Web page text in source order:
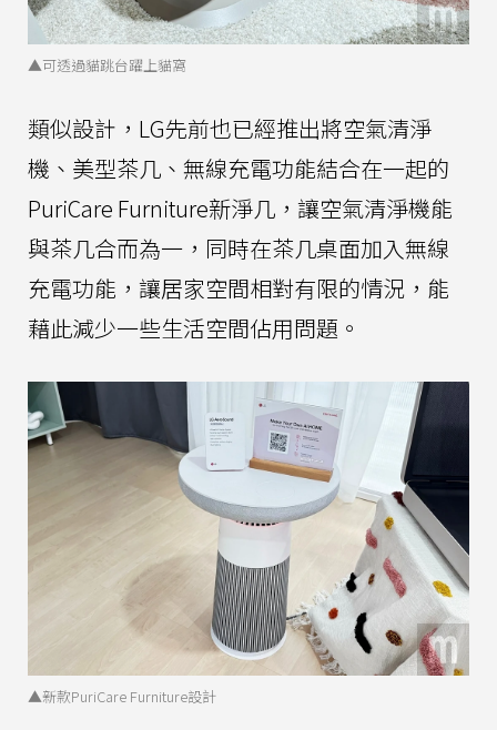
▲可透過貓跳台躍上貓窩
類似設計，LG先前也已經推出將空氣清淨
機、美型茶几、無線充電功能結合在一起的
PuriCare Furniture新淨几，讓空氣清淨機能
與茶几合而為一，同時在茶几桌面加入無線
充電功能，讓居家空間相對有限的情況，能
藉此減少一些生活空間佔用問題。
▲新款PuriCare Furniture設計